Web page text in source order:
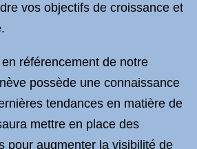
vos objectifs de croissance et
en référencement de notre
possède une connaissance
tendances en matière de
mettre en place des
pour augmenter la visibilité de